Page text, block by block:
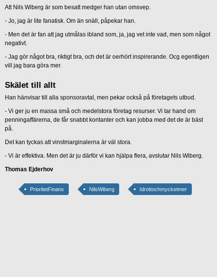
Att Nils Wiberg är som besatt medger han utan omsvep.
- Jo, jag är lite fanatisk. Om än snäll, påpekar han.
- Men det är fan att jag utmålas ibland som, ja, jag vet inte vad, men som något
negativt.
- Jag gör något bra, riktigt bra, och det är oerhört inspirerande. Ocg egentligen
vill jag bara göra mer.
Skälet till allt
Han hänvisar till alla sponsoravtal, men pekar också på företagets utbud.
- Vi ger ju en massa små och medelstora företag resurser. Vi tar hand om
penningaffärerna, de får snabbt kontanter och kan jobba med det de är bäst
på.
Det kan tyckas att vinstmarginalerna är väl stora.
- Vi är effektiva. Men det är ju därför vi kan hjälpa flera, avslutar Nils Wiberg.
Thomas Ejderhov
PrioritetFinans NilsWiberg Idrottochmycketmer